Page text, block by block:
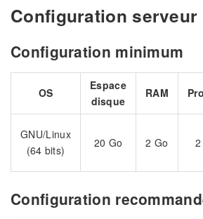
Configuration serveur
Configuration minimum
OS
Espace
disque
RAM
GNU/Linux
(64 bits)
20 Go 2 Go
Configuration